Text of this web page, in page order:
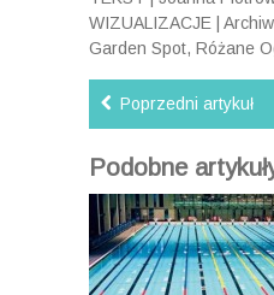
WIZUALIZACJE |
Garden Spot, Różane
Poprzedni artykuł
Podobne